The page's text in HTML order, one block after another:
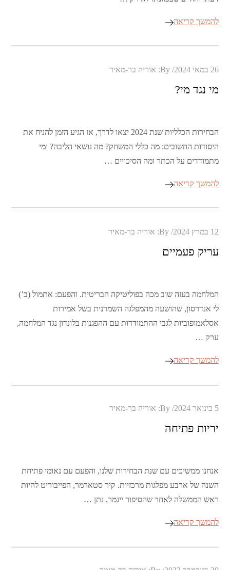
להמשך קריאה
Posted
26 במאי 2024 By: אוריה בר-מאיר
מי נגד מי?
הבחירות הכלליות שנת 2024 יצאו לדרך, אז הגיע הזמן להניח את
היסודות החשובים: מה כללי המשחק? מה נושאי הליבה? ומי
מתמודדים על הכתר ומה הסיכויים …
להמשך קריאה
Posted
12 במרץ 2024 By: אוריה בר-מאיר
עריק פעמיים
המלחמה בעזה שוב מכה בפוליטיקה הבריטית. והפעם: אתמול (ב’)
לי אנדרסון, שהושעה מהמפלגה השמרנית בשל אמירות
אסלאמופוביות לגבי ההתמודדות עם ההפגנות בלונדון נגד המלחמה,
ערק …
להמשך קריאה
Posted
5 בינואר 2024 By: אוריה בר-מאיר
יריות פתיחה
אנחנו ממשיכים עם שנת הבחירות שלנו, והפעם עם נאומי פתיחת
השנה של ארבע מפלגות מרכזיות. קיר סטארמר, הפייבוריט להיות
ראש הממשלה לאחר שהסיפור ייגמר, נתן …
להמשך קריאה